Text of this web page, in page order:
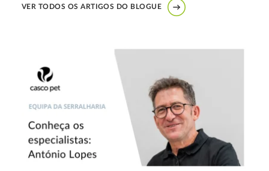
VER TODOS OS ARTIGOS DO BLOGUE